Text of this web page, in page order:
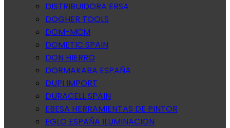
DISTRIBUIDORA ERSA
DOGHER TOOLS
DOM-MCM
DOMETIC SPAIN
DON HIERRO
DORMAKABA ESPAÑA
DUPI IMPORT
DURACELL SPAIN
EBESA HERRAMIENTAS DE PINTOR
EGLO ESPAÑA ILUMINACION